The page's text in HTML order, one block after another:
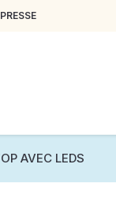
AVEC LEDS